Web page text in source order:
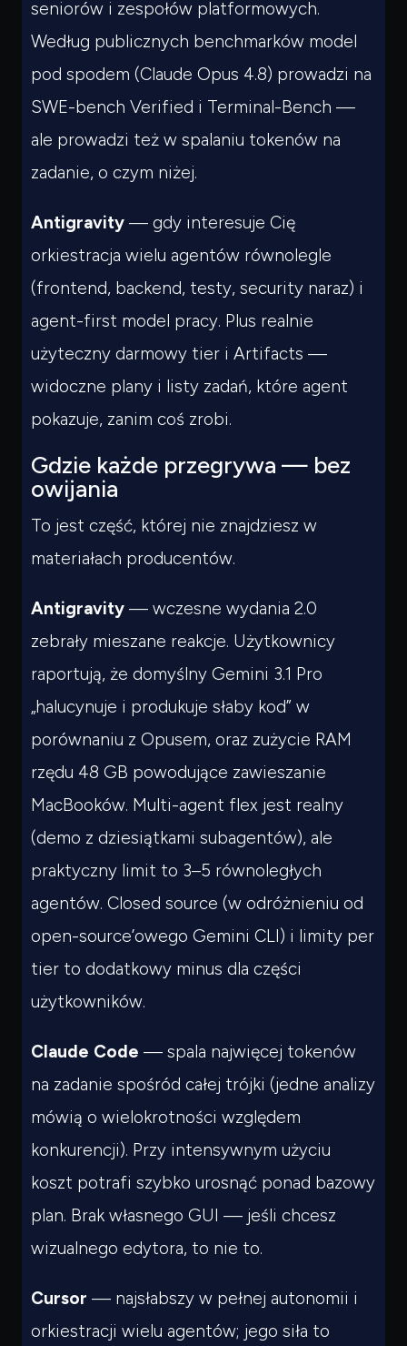
seniorów i zespołów platformowych.
Według publicznych benchmarków model
pod spodem (Claude Opus 4.8) prowadzi na
SWE-bench Verified i Terminal-Bench —
ale prowadzi też w spalaniu tokenów na
zadanie, o czym niżej.
Antigravity — gdy interesuje Cię
orkiestracja wielu agentów równolegle
(frontend, backend, testy, security naraz) i
agent-first model pracy. Plus realnie
użyteczny darmowy tier i Artifacts —
widoczne plany i listy zadań, które agent
pokazuje, zanim coś zrobi.
Gdzie każde przegrywa — bez
owijania
To jest część, której nie znajdziesz w
materiałach producentów.
Antigravity — wczesne wydania 2.0
zebrały mieszane reakcje. Użytkownicy
raportują, że domyślny Gemini 3.1 Pro
„halucynuje i produkuje słaby kod” w
porównaniu z Opusem, oraz zużycie RAM
rzędu 48 GB powodujące zawieszanie
MacBooków. Multi-agent flex jest realny
(demo z dziesiątkami subagentów), ale
praktyczny limit to 3–5 równoległych
agentów. Closed source (w odróżnieniu od
open-source’owego Gemini CLI) i limity per
tier to dodatkowy minus dla części
użytkowników.
Claude Code — spala najwięcej tokenów
na zadanie spośród całej trójki (jedne analizy
mówią o wielokrotności względem
konkurencji). Przy intensywnym użyciu
koszt potrafi szybko urosnąć ponad bazowy
plan. Brak własnego GUI — jeśli chcesz
wizualnego edytora, to nie to.
Cursor — najsłabszy w pełnej autonomii i
orkiestracji wielu agentów; jego siła to
Czego szukasz?
przeczytać.